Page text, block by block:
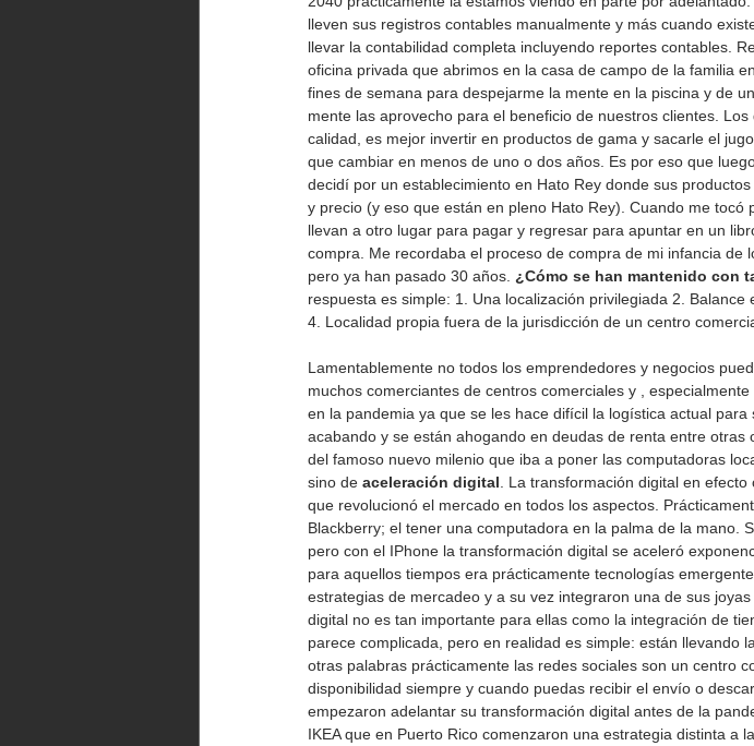
lleven sus registros contables manualmente y más cuando
llevar la contabilidad completa incluyendo reportes contables.
oficina privada que abrimos en la casa de campo de la familia
fines de semana para despejarme la mente en la piscina y de
mente las aprovecho para el beneficio de nuestros clientes.
calidad, es mejor invertir en productos de gama y sacarle el
que cambiar en menos de uno o dos años. Es por eso que
decidí por un establecimiento en Hato Rey donde sus
y precio (y eso que están en pleno Hato Rey). Cuando me
llevan a otro lugar para pagar y regresar para apuntar en un
compra. Me recordaba el proceso de compra de mi infancia de
pero ya han pasado 30 años. ¿Cómo se han mantenido con
respuesta es simple: 1. Una localización privilegiada 2.
4. Localidad propia fuera de la jurisdicción de un centro
Lamentablemente no todos los emprendedores y negocios
muchos comerciantes de centros comerciales y ,
en la pandemia ya que se les hace difícil la logística actual
acabando y se están ahogando en deudas de renta entre
del famoso nuevo milenio que iba a poner las computadoras
sino de aceleración digital . La transformación digital en
que revolucionó el mercado en todos los aspectos.
Blackberry; el tener una computadora en la palma de la mano.
pero con el IPhone la transformación digital se aceleró
para aquellos tiempos era prácticamente tecnologías
estrategias de mercadeo y a su vez integraron una de sus
digital no es tan importante para ellas como la integración de
parece complicada, pero en realidad es simple: están llevando
otras palabras prácticamente las redes sociales son un centro
disponibilidad siempre y cuando puedas recibir el envío o
empezaron adelantar su transformación digital antes de la
IKEA que en Puerto Rico comenzaron una estrategia distinta a